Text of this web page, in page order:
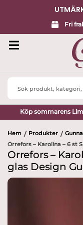
Fri
Search
Köp sommarens
Hem / Produkter /
Orrefors – Karolina – 6 st
Orrefors –
glas Design